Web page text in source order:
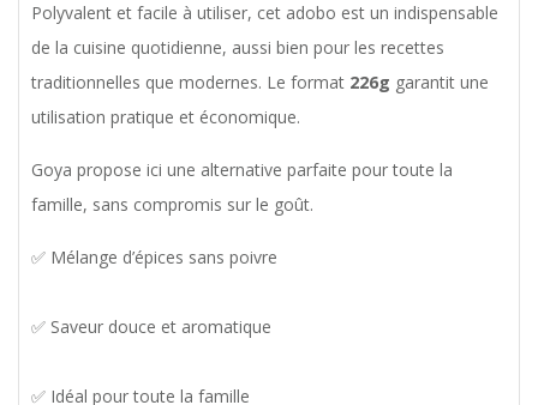
Polyvalent et facile à utiliser, cet adobo est un indispensable
de la cuisine quotidienne, aussi bien pour les recettes
traditionnelles que modernes. Le format 226g garantit une
utilisation pratique et économique.
Goya propose ici une alternative parfaite pour toute la
famille, sans compromis sur le goût.
✅ Mélange d’épices sans poivre
✅ Saveur douce et aromatique
✅ Idéal pour toute la famille